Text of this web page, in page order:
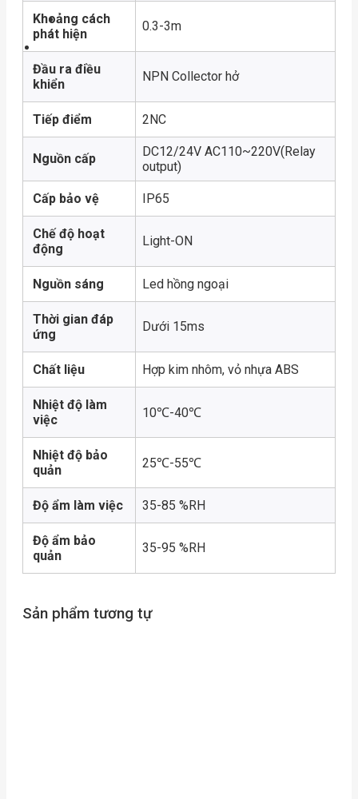
Khoảng cách
phát hiện
0.3-3m
Đầu ra điều
khiển
NPN Collector hở
Tiếp điểm 2NC
Nguồn cấp
DC12/24V AC110~220V(Relay
output)
Cấp bảo vệ IP65
Chế độ hoạt
động
Light-ON
Nguồn sáng Led hồng ngoại
Thời gian đáp
ứng
Dưới 15ms
Chất liệu Hợp kim nhôm, vỏ nhựa ABS
Nhiệt độ làm
việc
10℃-40℃
Nhiệt độ bảo
quản
25℃-55℃
Độ ẩm làm việc 35-85 %RH
Độ ẩm bảo
quản
35-95 %RH
Sản phẩm tương tự